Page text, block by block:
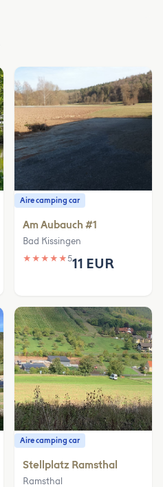
Aire camping car
Am Aubauch #1
Bad Kissingen
★ ★ ★ ★ ★511 EUR
Aire camping car
Stellplatz Ramsthal
Ramsthal